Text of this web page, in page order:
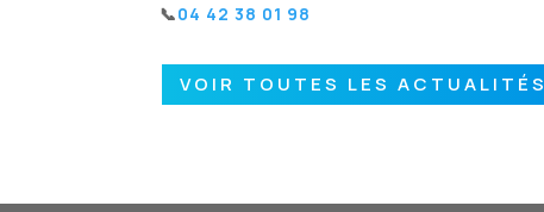
📞​04 42 38 01 98
VOIR TOUTES LES ACTUALITÉS